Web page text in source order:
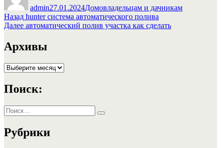
admin27.01.2024Домовладельцам и дачникам
Навигация
по
записям
Назад Предыдущая
запись:
hunter система автоматического полива
Далее Следующая
автоматический полив участка как сделать
Архивы
Архивы
Поиск:
Искать:
Поиск
Рубрики